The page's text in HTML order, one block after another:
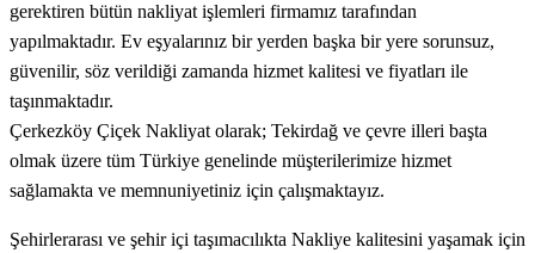
gerektiren bütün nakliyat işlemleri firmamız tarafından
yapılmaktadır. Ev eşyalarınız bir yerden başka bir yere sorunsuz,
güvenilir, söz verildiği zamanda hizmet kalitesi ve fiyatları ile
taşınmaktadır.
Çerkezköy Çiçek Nakliyat olarak; Tekirdağ ve çevre illeri başta
olmak üzere tüm Türkiye genelinde müşterilerimize hizmet
sağlamakta ve memnuniyetiniz için çalışmaktayız.
Şehirlerarası ve şehir içi taşımacılıkta Nakliye kalitesini yaşamak için